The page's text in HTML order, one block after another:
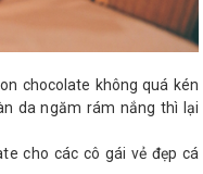
chocolate không quá kén
da ngăm rám nắng thì lại
cho các cô gái vẻ đẹp cá